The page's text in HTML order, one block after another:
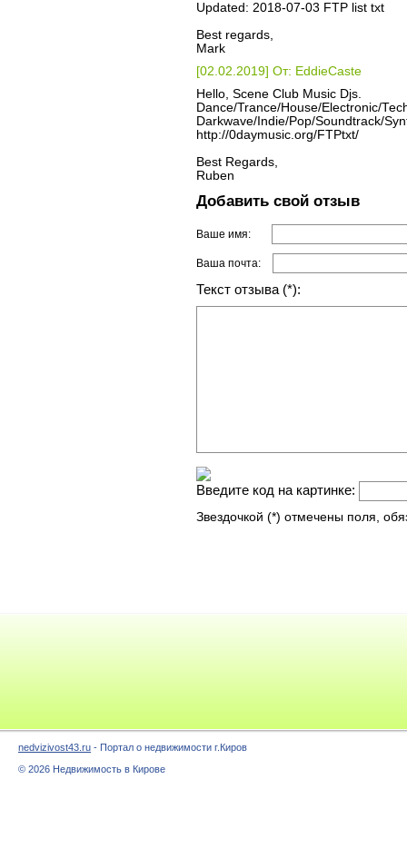
Updated: 2018-07-03 FTP list txt
Best regards,
Mark
[02.02.2019] От: EddieCaste
Hello, Scene Club Music Djs.
Dance/Trance/House/Electronic/
Darkwave/Indie/Pop/Soundtrack/
http://0daymusic.org/FTPtxt/
Best Regards,
Ruben
Добавить свой отзыв
Ваше имя:
Ваша почта:
Текст отзыва (*):
Введите код на картинке:
Звездочкой (*) отмечены поля,
nedvizivost43.ru - Портал о недвижимости г.Киров
© 2026 Недвижимость в Кирове